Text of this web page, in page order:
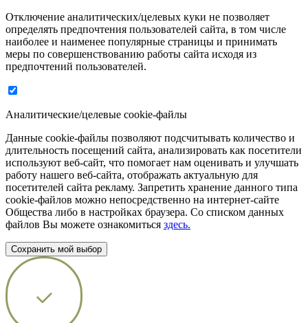
Отключение аналитических/целевых куки не позволяет
определять предпочтения пользователей сайта, в том числе
наиболее и наименее популярные страницы и принимать
меры по совершенствованию работы сайта исходя из
предпочтений пользователей.
Аналитические/целевые cookie-файлы
Данные cookie-файлы позволяют подсчитывать количество и
длительность посещений сайта, анализировать как посетители
используют веб-сайт, что помогает нам оценивать и улучшать
работу нашего веб-сайта, отображать актуальную для
посетителей сайта рекламу. Запретить хранение данного типа
cookie-файлов можно непосредственно на интернет-сайте
Общества либо в настройках браузера. Со списком данных
файлов Вы можете ознакомиться здесь.
Сохранить мой выбор